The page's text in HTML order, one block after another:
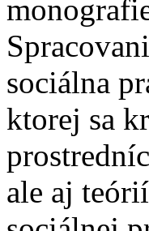
sociálna
ktorej sa
ale aj